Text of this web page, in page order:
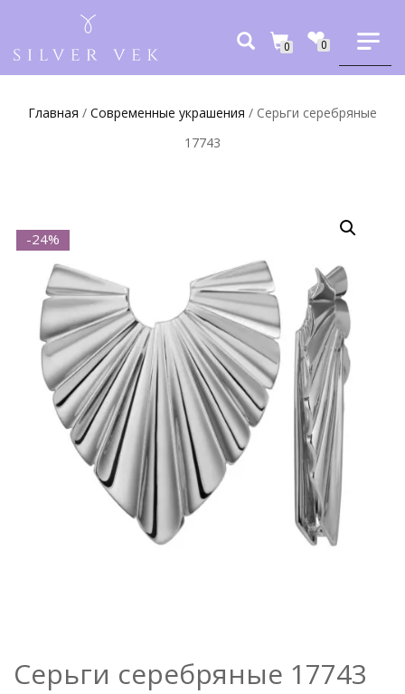
0 0
Главная / Современные украшения / Серьги серебряные
17743
-24%
Серьги серебряные 17743